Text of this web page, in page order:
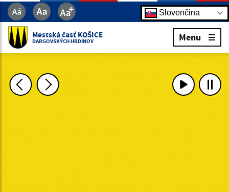
Slovenčina
Mestská časť KOŠICE
DARGOVSKÝCH HRDINOV Menu